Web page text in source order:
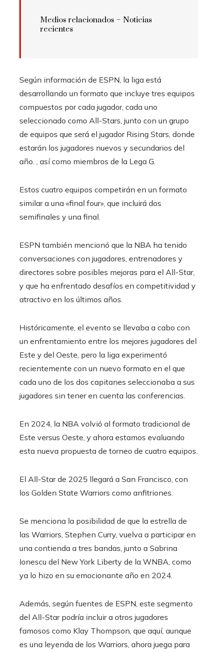
Medios relacionados – Noticias
recientes
Según información de ESPN, la liga está
desarrollando un formato que incluye tres equipos
compuestos por cada jugador, cada uno
seleccionado como All-Stars, junto con un grupo
de equipos que será el jugador Rising Stars, donde
estarán los jugadores nuevos y secundarios del
año. , así como miembros de la Lega G.
Estos cuatro equipos competirán en un formato
similar a una «final four», que incluirá dos
semifinales y una final.
ESPN también mencionó que la NBA ha tenido
conversaciones con jugadores, entrenadores y
directores sobre posibles mejoras para el All-Star,
y que ha enfrentado desafíos en competitividad y
atractivo en los últimos años.
Históricamente, el evento se llevaba a cabo con
un enfrentamiento entre los mejores jugadores del
Este y del Oeste, pero la liga experimentó
recientemente con un nuevo formato en el que
cada uno de los dos capitanes seleccionaba a sus
jugadores sin tener en cuenta las conferencias.
En 2024, la NBA volvió al formato tradicional de
Este versus Oeste, y ahora estamos evaluando
esta nueva propuesta de torneo de cuatro equipos.
El All-Star de 2025 llegará a San Francisco, con
los Golden State Warriors como anfitriones.
Se menciona la posibilidad de que la estrella de
las Warriors, Stephen Curry, vuelva a participar en
una contienda a tres bandas, junto a Sabrina
Ionescu del New York Liberty de la WNBA, como
ya lo hizo en su emocionante año en 2024.
Además, según fuentes de ESPN, este segmento
del All-Star podría incluir a otros jugadores
famosos como Klay Thompson, que aquí, aunque
es una leyenda de los Warriors, ahora juega para